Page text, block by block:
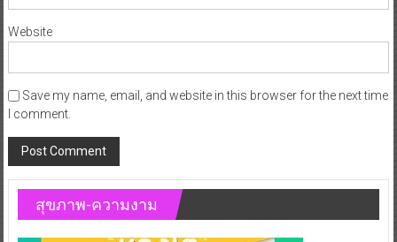
Website
Save my name, email, and website in this browser for the next time
I comment.
สุขภาพ-ความงาม